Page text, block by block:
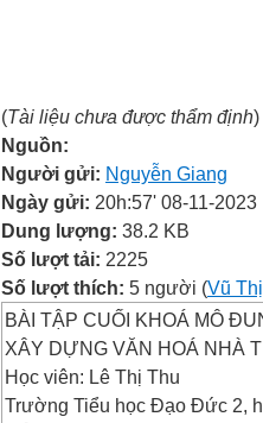
(Tài liệu chưa được thẩm định)
Nguồn:
Người gửi: Nguyễn Giang
Ngày gửi: 20h:57' 08-11-2023
Dung lượng: 38.2 KB
Số lượt tải: 2225
Số lượt thích: 5 người (Vũ
BÀI TẬP CUỐI KHOÁ MÔ
XÂY DỰNG VĂN HOÁ NHÀ
Học viên: Lê Thị Thu
Trường Tiểu học Đạo